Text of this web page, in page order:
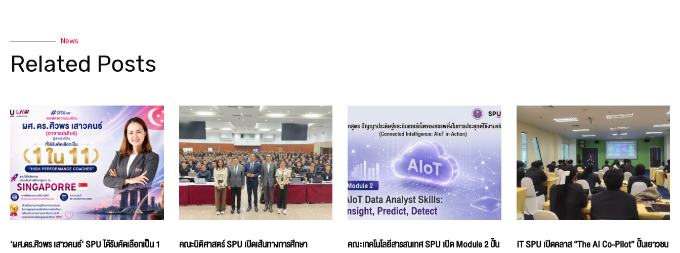
News
Related Posts
‘ผศ.ดร.ศิวพร เสาวคนธ์’ SPU ได้รับคัดเลือกเป็น 1
คณะนิติศาสตร์ SPU เปิดเส้นทางการศึกษา
คณะเทคโนโลยีสารสนเทศ SPU เปิด Module 2 ปั้น
IT SPU เปิดคลาส “The AI Co-Pilot” ปั้นเยาวชน